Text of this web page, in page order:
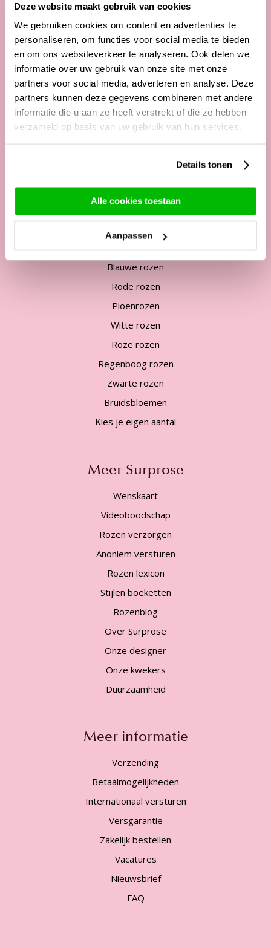
Deze website maakt gebruik van cookies
We gebruiken cookies om content en advertenties te
personaliseren, om functies voor social media te bieden
en om ons websiteverkeer te analyseren. Ook delen we
informatie over uw gebruik van onze site met onze
partners voor social media, adverteren en analyse. Deze
partners kunnen deze gegevens combineren met andere
informatie die u aan ze heeft verstrekt of die ze hebben
verzameld op basis van uw gebruik van hun services.
Details tonen
Alle cookies toestaan
Aanpassen
Onze klantenservice
Telefonisch van ma. t/m vrij. van
09:00 - 12:00 uur
13:00 - 17:00 uur
Tel:+31 85 822 5435
service@surprose.nl
Veel bezochte pagina's
Bos rozen
Blauwe rozen
Rode rozen
Pioenrozen
Witte rozen
Roze rozen
Regenboog rozen
Zwarte rozen
Bruidsbloemen
Kies je eigen aantal
Meer Surprose
Wenskaart
Videoboodschap
Rozen verzorgen
Anoniem versturen
Rozen lexicon
Stijlen boeketten
Rozenblog
Over Surprose
Onze designer
Onze kwekers
Duurzaamheid
Meer informatie
Verzending
Betaalmogelijkheden
Internationaal versturen
Versgarantie
Zakelijk bestellen
Vacatures
Nieuwsbrief
FAQ